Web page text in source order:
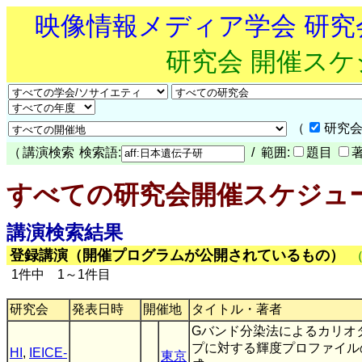
映像情報メディア学会 研
研究会 開催ス
（
研究
（ 講演検索 検索語: / 範囲: 題目
すべての研究会開催スケジュ
講演検索結果
登録講演（開催プログラムが公開されているもの）
1件中 1～1件目
研究会 発表日時 開催地 タイトル・著者
HI ,
IEICE-
東京
Gバンド分染法によるカリオ
プに対する輝度プロファイ